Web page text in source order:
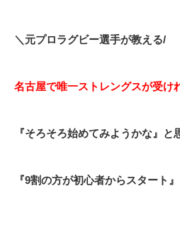
＼元プロラグビー選手が教える/
名古屋で唯一ストレングスが受け
『そろそろ始めてみようかな』
『9割の方が初心者からスタート』